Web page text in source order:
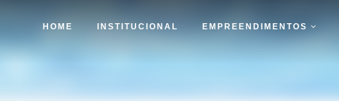
HOME INSTITUCIONAL EMPREENDIMENTOS